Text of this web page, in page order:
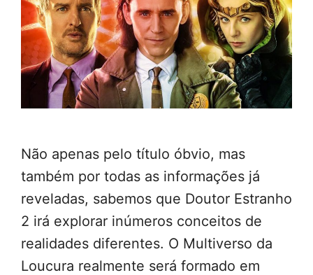
Não apenas pelo título óbvio, mas
também por todas as informações já
reveladas, sabemos que Doutor Estranho
2 irá explorar inúmeros conceitos de
realidades diferentes. O Multiverso da
Loucura realmente será formado em